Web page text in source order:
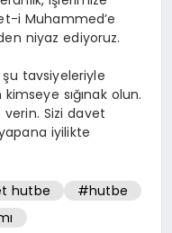
i Muhammed’e
niyaz ediyoruz.
şu tavsiyeleriyle
sığınak olun.
Sizi davet
iyilikte
hutbe
#hutbe